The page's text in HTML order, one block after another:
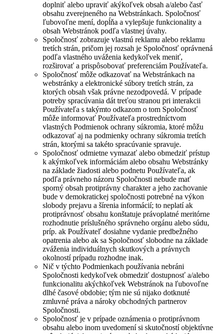
doplniť alebo upraviť akýkoľvek obsah a/alebo časť
obsahu zverejneného na Webstránkach. Spoločnosť
ľubovoľne mení, dopĺňa a vylepšuje funkcionality a
obsah Webstránok podľa vlastnej úvahy.
Spoločnosť zobrazuje vlastnú reklamu alebo reklamu
tretích strán, pričom jej rozsah je Spoločnosť oprávnená
podľa vlastného uváženia kedykoľvek meniť,
rozširovať a prispôsobovať preferenciám Používateľa.
Spoločnosť môže odkazovať na Webstránkach na
webstránky a elektronické súbory tretích strán, za
ktorých obsah však právne nezodpovedá. V prípade
potreby spracúvania dát treťou stranou pri interakcii
Používateľa s takýmto odkazom o tom Spoločnosť
môže informovať Používateľa prostredníctvom
vlastných Podmienok ochrany súkromia, ktoré môžu
odkazovať aj na podmienky ochrany súkromia tretích
strán, ktorými sa takéto spracúvanie spravuje.
Spoločnosť odmietne vymazať alebo obmedziť prístup
k akýmkoľvek informáciám alebo obsahu Webstránky
na základe žiadosti alebo podnetu Používateľa, ak
podľa právneho názoru Spoločnosti nebude mať
sporný obsah protiprávny charakter a jeho zachovanie
bude v demokratickej spoločnosti potrebné na výkon
slobody prejavu a šírenia informácií; to neplatí ak
protiprávnosť obsahu konštatuje právoplatné meritórne
rozhodnutie príslušného správneho orgánu alebo súdu,
príp. ak Používateľ dosiahne vydanie predbežného
opatrenia alebo ak sa Spoločnosť slobodne na základe
zváženia individuálnych skutkových a právnych
okolností prípadu rozhodne inak.
Nič v týchto Podmienkach používania nebráni
Spoločnosti kedykoľvek obmedziť dostupnosť a/alebo
funkcionalitu akýchkoľvek Webstránok na ľubovoľne
dlhé časové obdobie; tým nie sú nijako dotknuté
zmluvné práva a nároky obchodných partnerov
Spoločnosti.
Spoločnosť je v prípade oznámenia o protiprávnom
obsahu alebo inom uvedomení si skutočností objektívne